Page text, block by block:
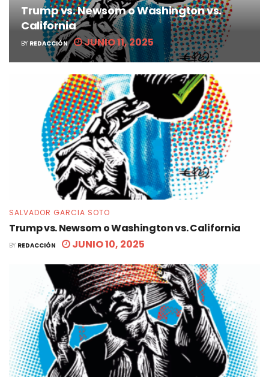
Trump vs. Newsom o Washington vs.
California
BY REDACCIÓN JUNIO 11, 2025
SALVADOR GARCIA SOTO
Trump vs. Newsom o Washington vs. California
BY REDACCIÓN JUNIO 10, 2025